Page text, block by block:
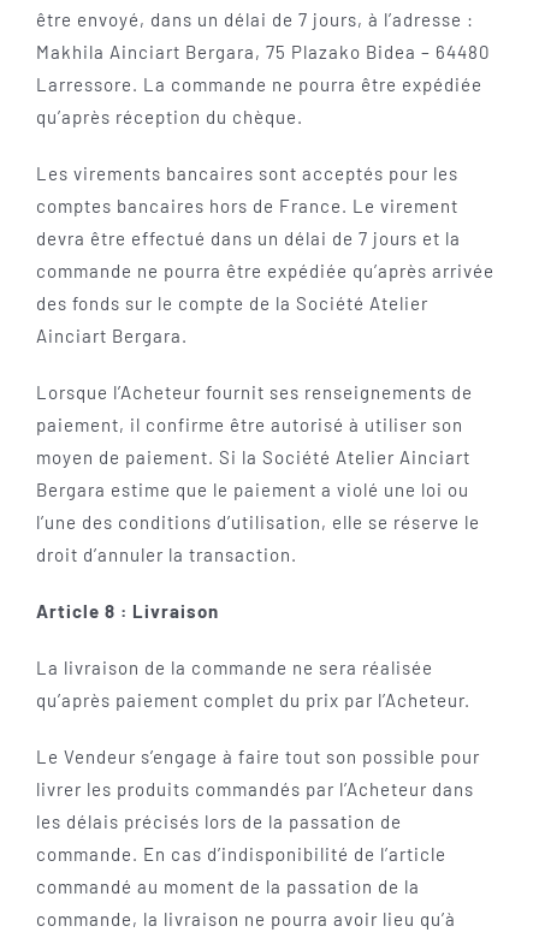
être envoyé, dans un délai de 7 jours, à l’adresse :
Makhila Ainciart Bergara, 75 Plazako Bidea – 64480
Larressore. La commande ne pourra être expédiée
qu’après réception du chèque.
Les virements bancaires sont acceptés pour les
comptes bancaires hors de France. Le virement
devra être effectué dans un délai de 7 jours et la
commande ne pourra être expédiée qu’après arrivée
des fonds sur le compte de la Société Atelier
Ainciart Bergara.
Lorsque l’Acheteur fournit ses renseignements de
paiement, il confirme être autorisé à utiliser son
moyen de paiement. Si la Société Atelier Ainciart
Bergara estime que le paiement a violé une loi ou
l’une des conditions d’utilisation, elle se réserve le
droit d’annuler la transaction.
Article 8 : Livraison
La livraison de la commande ne sera réalisée
qu’après paiement complet du prix par l’Acheteur.
Le Vendeur s’engage à faire tout son possible pour
livrer les produits commandés par l’Acheteur dans
les délais précisés lors de la passation de
commande. En cas d’indisponibilité de l’article
commandé au moment de la passation de la
commande, la livraison ne pourra avoir lieu qu’à